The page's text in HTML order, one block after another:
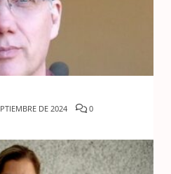
DE 2024 0